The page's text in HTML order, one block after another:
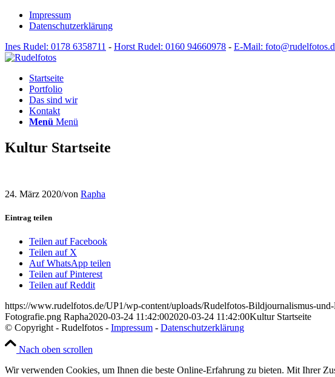
Impressum
Datenschutzerklärung
Ines Rudel: 0178 6358711 - Horst Rudel: 0160 94660978 - E-Mail:
Startseite
Portfolio
Das sind wir
Kontakt
Menü Menü
Kultur Startseite
24. März 2020/von Rapha
Eintrag teilen
Teilen auf Facebook
Teilen auf X
Auf WhatsApp teilen
Teilen auf Pinterest
Teilen auf Reddit
https://www.rudelfotos.de/UP1/wp-content/uploads/Rudelfotos-Bildjournalismus-
Fotografie.png Rapha2020-03-24 11:42:002020-03-24 11:42:00Kultur Startseite
© Copyright - Rudelfotos - Impressum - Datenschutzerklärung
Nach oben scrollen
Wir verwenden Cookies, um Ihnen die beste Online-Erfahrung zu bieten. Mit Ihrer